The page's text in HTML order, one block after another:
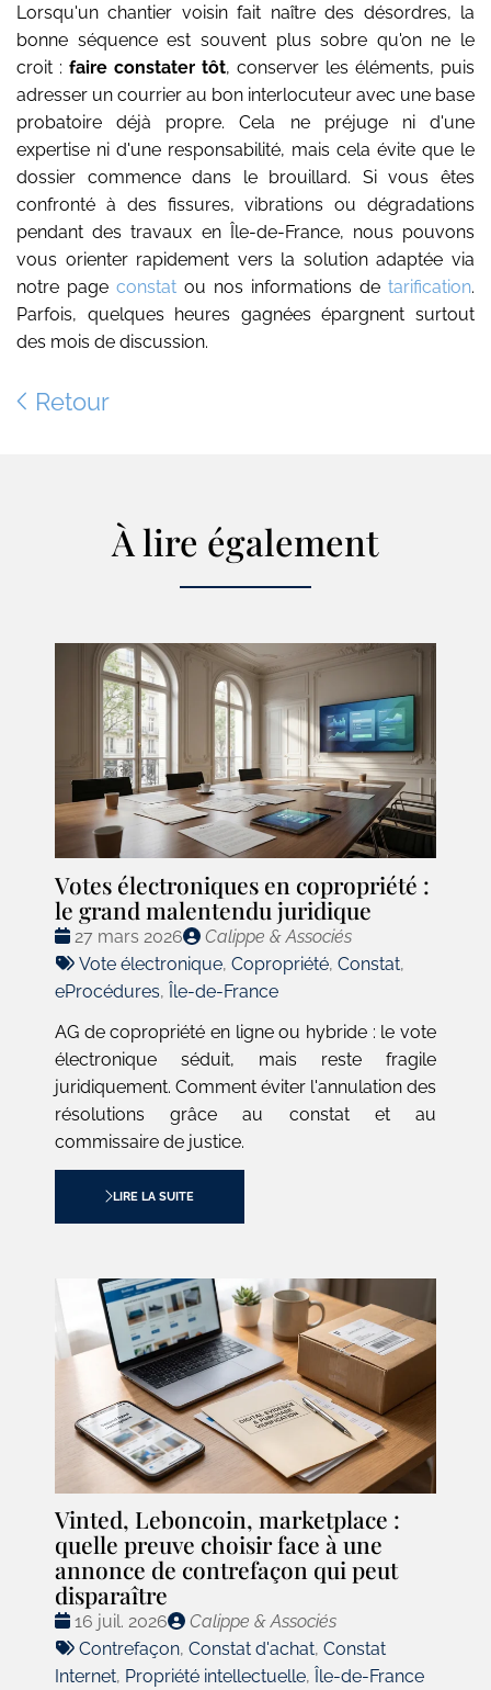
Lorsqu'un chantier voisin fait naître des désordres, la
bonne séquence est souvent plus sobre qu'on ne le
croit : faire constater tôt, conserver les éléments, puis
adresser un courrier au bon interlocuteur avec une base
probatoire déjà propre. Cela ne préjuge ni d'une
expertise ni d'une responsabilité, mais cela évite que le
dossier commence dans le brouillard. Si vous êtes
confronté à des fissures, vibrations ou dégradations
pendant des travaux en Île-de-France, nous pouvons
vous orienter rapidement vers la solution adaptée via
notre page constat ou nos informations de tarification.
Parfois, quelques heures gagnées épargnent surtout
des mois de discussion.
Retour
À lire également
Votes électroniques en copropriété :
le grand malentendu juridique
Date
:
27 mars 2026
Publié
par
Calippe & Associés
Tags
:
Vote électronique, Copropriété, Constat,
eProcédures, Île-de-France
AG de copropriété en ligne ou hybride : le vote
électronique séduit, mais reste fragile
juridiquement. Comment éviter l'annulation des
résolutions grâce au constat et au
commissaire de justice.
LIRE LA SUITE
Vinted, Leboncoin, marketplace :
quelle preuve choisir face à une
annonce de contrefaçon qui peut
disparaître
Date
:
16 juil. 2026
Publié
par
Calippe & Associés
Tags
:
Contrefaçon, Constat d'achat, Constat
Internet, Propriété intellectuelle, Île-de-France